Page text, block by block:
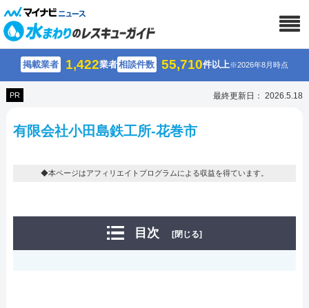
掲載業者 1,422業者相談件数 55,710件以上※2026年8月時点
PR 最終更新日： 2026.5.18
有限会社小田島鉄工所-花巻市
◆本ページはアフィリエイトプログラムによる収益を得ています。
目次 [閉じる]